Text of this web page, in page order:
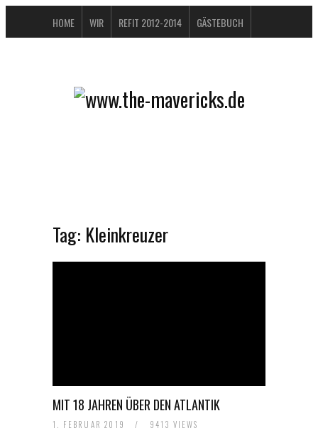
HOME WIR REFIT 2012-2014 GÄSTEBUCH
DATENSCHUTZERKLÄRUNG
Tag: Kleinkreuzer
MIT 18 JAHREN ÜBER DEN ATLANTIK
1. FEBRUAR 2019 / 9413 VIEWS